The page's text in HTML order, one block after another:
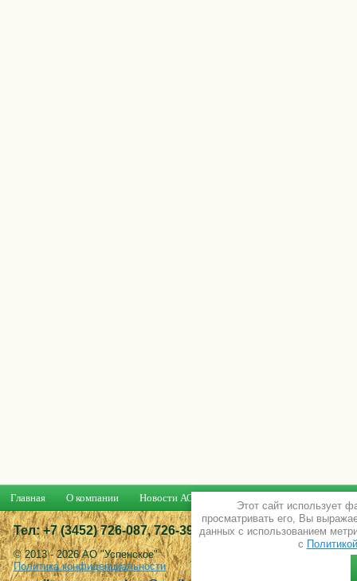
Этот сайт использует
просматривать его, Вы
данных с использованием
с
Главная О компании Новости АО
Тел: +7 (3452) 726-087, 726-392
© 2013 - 2026 АО "Успенское"
Политика конфиденциальности